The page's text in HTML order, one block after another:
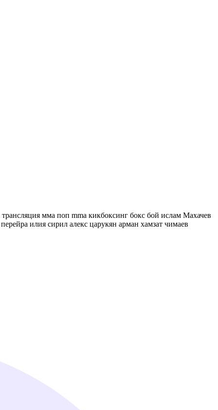
мма поп mma кикбоксинг бокс бой ислам Махачев
илия сирил алекс царукян арман хамзат чимаев